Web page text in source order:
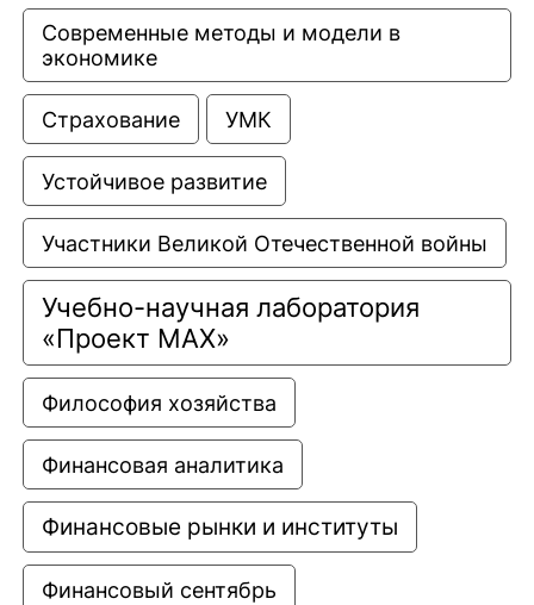
Современные методы и модели в
экономике
Страхование УМК
Устойчивое развитие
Участники Великой Отечественной войны
Учебно-научная лаборатория
«Проект МАХ»
Философия хозяйства
Финансовая аналитика
Финансовые рынки и институты
Финансовый сентябрь